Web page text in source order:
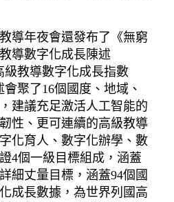
導年夜會還發布了《無窮
導數字化成長陳述
級教導數字化成長指數
會聚了16個國度、地域、
建議充足激活人工智能的
性、更可連續的高級教導
化育人、數字化辦學、數
4個一級目標組成，涵蓋
細丈量目標，涵蓋94個國
成長數據，為世界列國高